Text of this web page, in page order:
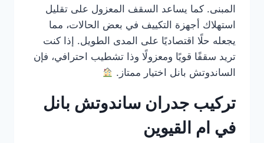
المبنى. كما يساعد السقف المعزول على تقليل
استهلاك أجهزة التكييف في بعض الحالات، مما
يجعله حلًا اقتصاديًا على المدى الطويل. إذا كنت
تريد سقفًا قويًا ومعزولًا وذا تشطيب احترافي، فإن
الساندوتش بانل اختيار ممتاز.
تركيب جدران ساندوتش بانل
في ام القيوين